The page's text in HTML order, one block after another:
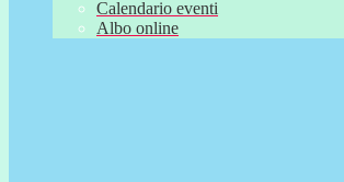
Calendario eventi
Albo online